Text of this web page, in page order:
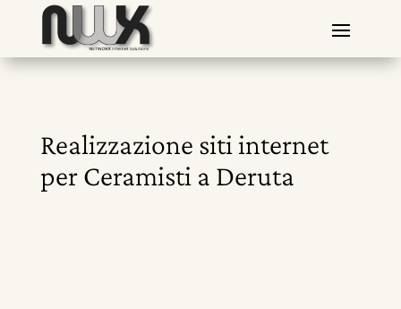
Realizzazione siti internet
per Ceramisti a Deruta